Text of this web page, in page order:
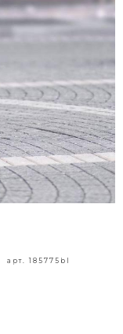
арт. 185775bl